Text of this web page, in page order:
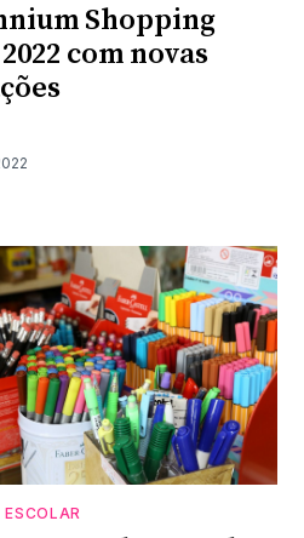
Shopping
com novas